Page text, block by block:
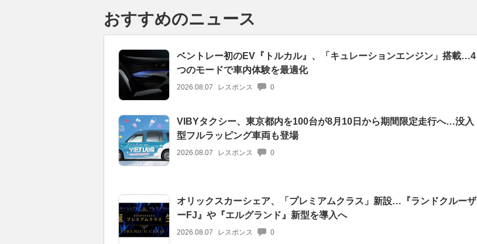
おすすめのニュース
ベントレー初のEV『トルカル』、「キュレーションエンジン」搭載…4
つのモードで車内体験を最適化
2026.08.07 レスポンス 0
VIBYタクシー、東京都内を100台が8月10日から期間限定走行へ…没入
型フルラッピング車両も登場
2026.08.07 レスポンス 0
オリックスカーシェア、「プレミアムクラス」新設…『ランドクルーザ
ーFJ』や『エルグランド』新型を導入へ
2026.08.07 レスポンス 0